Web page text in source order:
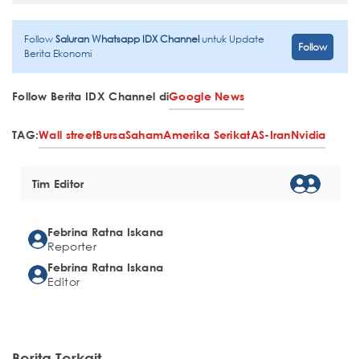
FollowSaluran Whatsapp IDX Channeluntuk Update
Berita Ekonomi
Follow
Follow Berita IDX Channel diGoogle News
TAG:Wall streetBursaSahamAmerika SerikatAS-IranNvidia
Tim Editor
Febrina Ratna Iskana
Reporter
Febrina Ratna Iskana
Editor